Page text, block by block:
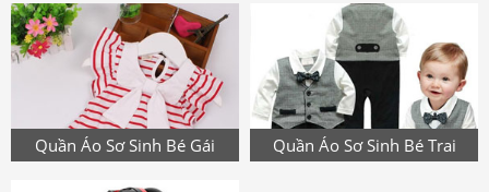
Quần Áo Sơ Sinh Bé Gái Quần Áo Sơ Sinh Bé Trai